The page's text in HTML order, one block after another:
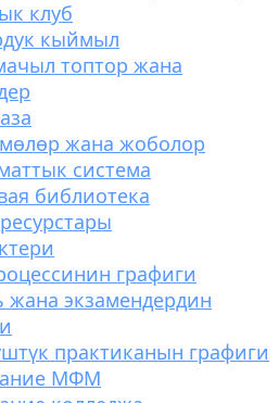
клуб
кыймыл
топтор жана
жана жоболор
система
библиотека
графиги
жана экзамендердин
практиканын графиги
МФМ